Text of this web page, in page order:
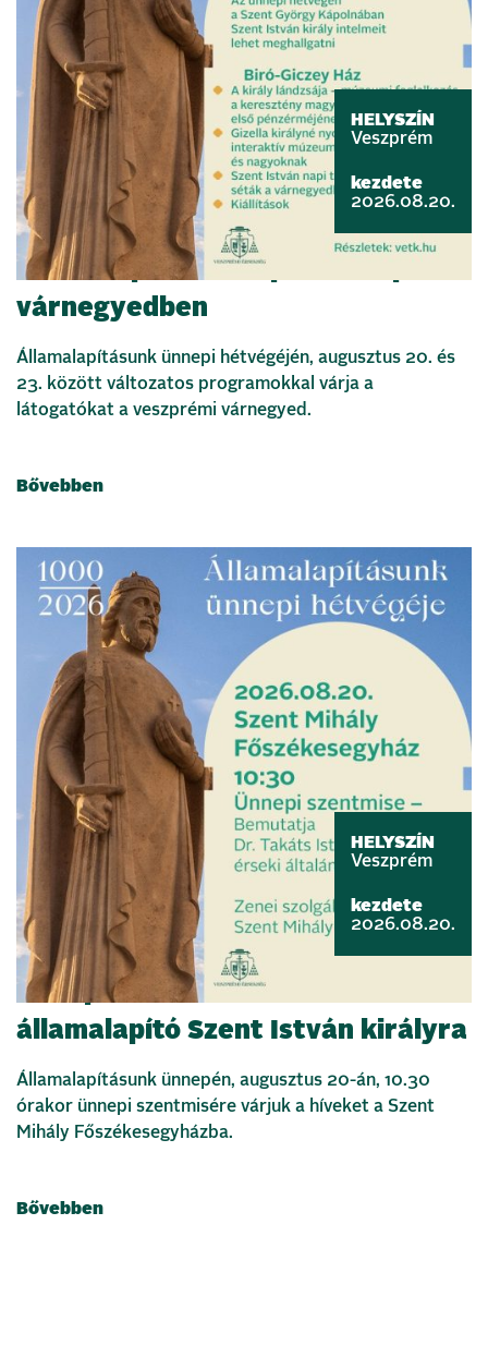
HELYSZÍN
Veszprém
kezdete
2026.08.20.
Államalapítás ünnepe a veszprémi
várnegyedben
Államalapításunk ünnepi hétvégéjén, augusztus 20. és
23. között változatos programokkal várja a
látogatókat a veszprémi várnegyed.
Bővebben
HELYSZÍN
Veszprém
kezdete
2026.08.20.
Ünnepi szentmisével emlékezünk
államalapító Szent István királyra
Államalapításunk ünnepén, augusztus 20-án, 10.30
órakor ünnepi szentmisére várjuk a híveket a Szent
Mihály Főszékesegyházba.
Bővebben